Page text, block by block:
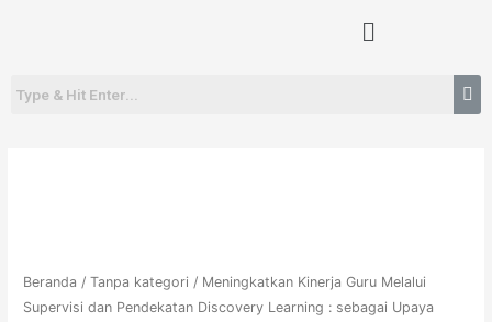
Menu
Beranda /Tanpa kategori / Meningkatkan Kinerja Guru Melalui
Supervisi dan Pendekatan Discovery Learning : sebagai Upaya
Melalui
Supervisi